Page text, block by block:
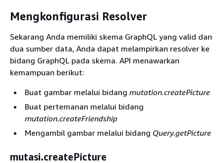
Mengkonfigurasi Resolver
Sekarang Anda memiliki skema GraphQL yang valid dan
dua sumber data, Anda dapat melampirkan resolver ke
bidang GraphQL pada skema. API menawarkan
kemampuan berikut:
Buat gambar melalui bidang mutation.createPicture
Buat pertemanan melalui bidang
mutation.createFriendship
Mengambil gambar melalui bidang Query.getPicture
mutasi.createPicture